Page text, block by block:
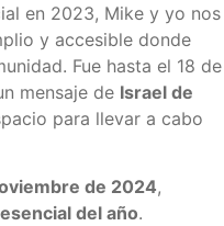
en 2023, Mike y yo nos
y accesible donde
Fue hasta el 18 de
mensaje de Israel de
para llevar a cabo
de 2024,
del año.